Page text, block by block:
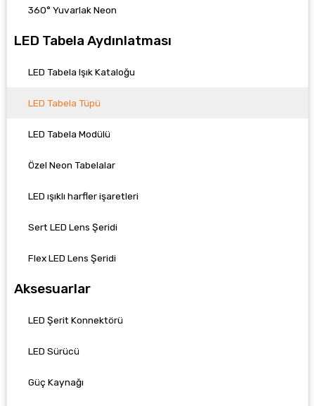
360° Yuvarlak Neon
LED Tabela Aydınlatması
LED Tabela Işık Kataloğu
LED Tabela Tüpü
LED Tabela Modülü
Özel Neon Tabelalar
LED ışıklı harfler işaretleri
Sert LED Lens Şeridi
Flex LED Lens Şeridi
Aksesuarlar
LED Şerit Konnektörü
LED Sürücü
Güç Kaynağı